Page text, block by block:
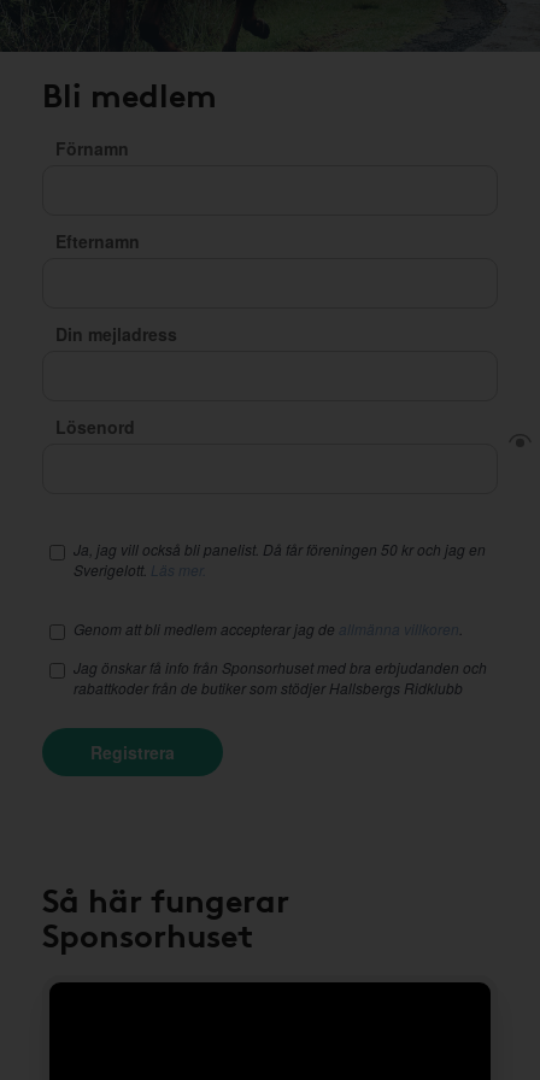
Bli medlem
Förnamn
Efternamn
Din mejladress
Lösenord
Ja, jag vill också bli panelist. Då får föreningen 50 kr och jag en
Sverigelott. Läs mer.
Genom att bli medlem accepterar jag de allmänna villkoren
Jag önskar få info från Sponsorhuset med bra erbjudanden och
rabattkoder från de butiker som stödjer Hallsbergs Ridklubb
Registrera
Så här fungerar
Sponsorhuset